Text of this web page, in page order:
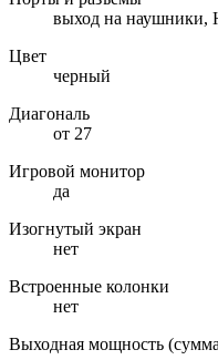
выход на наушники,
Цвет
черный
Диагональ
от 27
Игровой монитор
да
Изогнутый экран
нет
Встроенные колонки
нет
Выходная мощность